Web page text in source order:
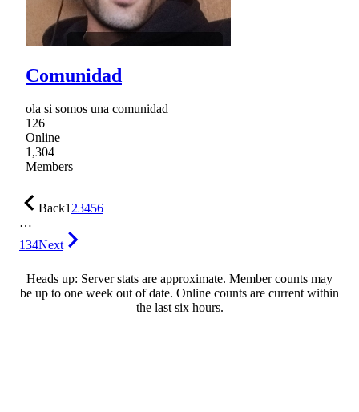
Comunidad
ola si somos una comunidad
126
Online
1,304
Members
Back123456
…
134Next
Heads up: Server stats are approximate. Member counts may
be up to one week out of date. Online counts are current within
the last six hours.